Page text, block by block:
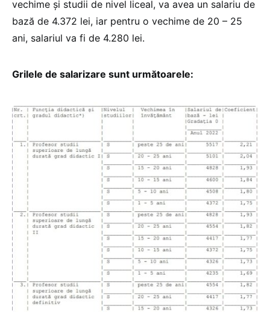
vechime şi studii de nivel liceal, va avea un salariu de
bază de 4.372 lei, iar pentru o vechime de 20 – 25
ani, salariul va fi de 4.280 lei.
Grilele de salarizare sunt următoarele: